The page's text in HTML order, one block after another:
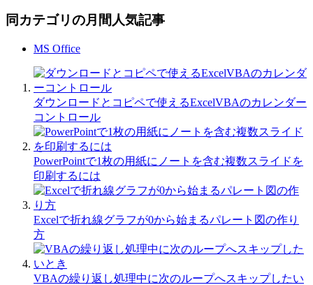
同カテゴリの月間人気記事
MS Office
ダウンロードとコピペで使えるExcelVBAのカレンダー
コントロール
PowerPointで1枚の用紙にノートを含む複数スライドを
印刷するには
Excelで折れ線グラフが0から始まるパレート図の作り
方
VBAの繰り返し処理中に次のループへスキップしたい